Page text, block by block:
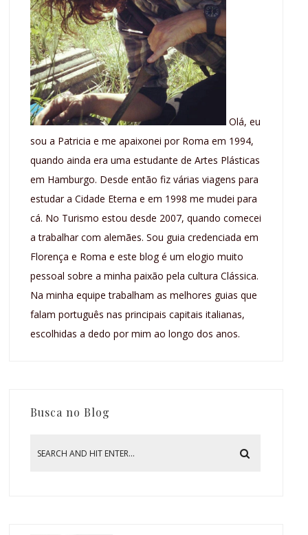
Olá, eu
sou a Patricia e me apaixonei por Roma em 1994,
quando ainda era uma estudante de Artes Plásticas
em Hamburgo. Desde então fiz várias viagens para
estudar a Cidade Eterna e em 1998 me mudei para
cá. No Turismo estou desde 2007, quando comecei
a trabalhar com alemães. Sou guia credenciada em
Florença e Roma e este blog é um elogio muito
pessoal sobre a minha paixão pela cultura Clássica.
Na minha equipe trabalham as melhores guias que
falam português nas principais capitais italianas,
escolhidas a dedo por mim ao longo dos anos.
Busca no Blog